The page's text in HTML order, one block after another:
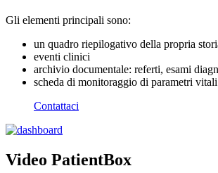
Gli elementi principali sono:
un quadro riepilogativo della propria
eventi clinici
archivio documentale: referti, esami
scheda di monitoraggio di parametri
Contattaci
Video PatientBox